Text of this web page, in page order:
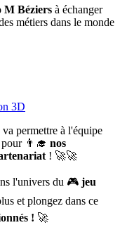
M Béziers à échanger
métiers dans le monde
3D
va permettre à l'équipe
pour 👨‍🎓 nos
! 🚀🚀
l'univers du 🎮 jeu
et plongez dans ce
! 🚀